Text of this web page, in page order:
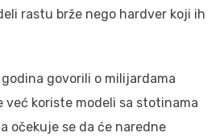
rastu brže nego hardver koji ih
godina govorili o milijardama
već koriste modeli sa stotinama
očekuje se da će naredne